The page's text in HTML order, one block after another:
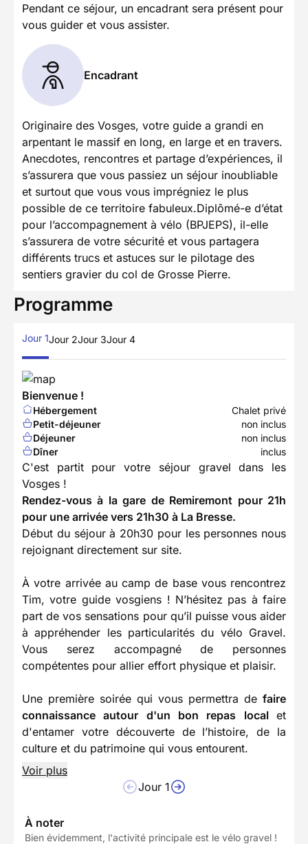
Pendant ce séjour, un encadrant sera présent pour
vous guider et vous assister.
Encadrant
Originaire des Vosges, votre guide a grandi en
arpentant le massif en long, en large et en travers.
Anecdotes, rencontres et partage d’expériences, il
s’assurera que vous passiez un séjour inoubliable
et surtout que vous vous imprégniez le plus
possible de ce territoire fabuleux.Diplômé-e d’état
pour l’accompagnement à vélo (BPJEPS), il-elle
s’assurera de votre sécurité et vous partagera
différents trucs et astuces sur le pilotage des
sentiers gravier du col de Grosse Pierre.
Programme
Jour 1Jour 2Jour 3Jour 4
Bienvenue !
Hébergement
Chalet privé
Petit-déjeuner
non inclus
Déjeuner
non inclus
Dîner
inclus
C'est partit pour votre séjour gravel dans les
Vosges !
Rendez-vous à la gare de Remiremont pour 21h
pour une arrivée vers 21h30 à La Bresse.
Début du séjour à 20h30 pour les personnes nous
rejoignant directement sur site.
À votre arrivée au camp de base vous rencontrez
Tim, votre guide vosgiens ! N’hésitez pas à faire
part de vos sensations pour qu’il puisse vous aider
à appréhender les particularités du vélo Gravel.
Vous serez accompagné de personnes
compétentes pour allier effort physique et plaisir.
Une première soirée qui vous permettra de faire
connaissance autour d'un bon repas local et
d'entamer votre découverte de l’histoire, de la
culture et du patrimoine qui vous entourent.
Voir plus
Jour 1
À noter
Bien évidemment, l'activité principale est le vélo gravel !